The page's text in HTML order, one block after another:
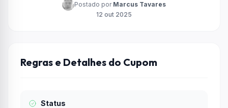
Postado por Marcus Tavares
12 out 2025
Regras e Detalhes do Cupom
Status